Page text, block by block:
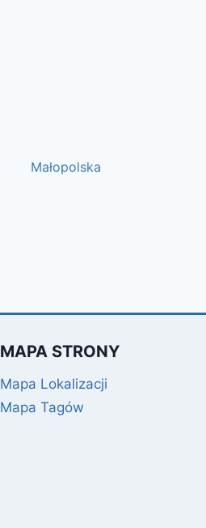
Małopolska
MAPA STRONY
Mapa Lokalizacji
Mapa Tagów